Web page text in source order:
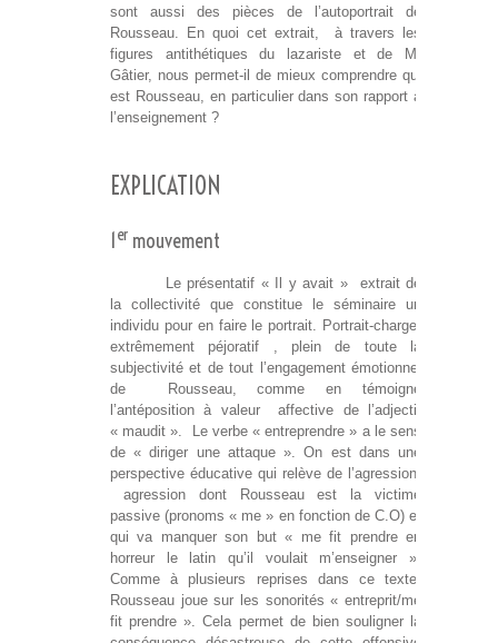
sont aussi des pièces de l’autoportrait de
Rousseau. En quoi cet extrait, à travers les
figures antithétiques du lazariste et de M.
Gâtier, nous permet-il de mieux comprendre qui
est Rousseau, en particulier dans son rapport à
l’enseignement ?
EXPLICATION
1 er mouvement
Le présentatif « Il y avait » extrait de
la collectivité que constitue le séminaire un
individu pour en faire le portrait. Portrait-charge,
extrêmement péjoratif , plein de toute la
subjectivité et de tout l’engagement émotionnel
de Rousseau, comme en témoigne
l’antéposition à valeur affective de l’adjectif
« maudit ». Le verbe « entreprendre » a le sens
de « diriger une attaque ». On est dans une
perspective éducative qui relève de l’agression,
agression dont Rousseau est la victime
passive (pronoms « me » en fonction de C.O) et
qui va manquer son but « me fit prendre en
horreur le latin qu’il voulait m’enseigner ».
Comme à plusieurs reprises dans ce texte,
Rousseau joue sur les sonorités « entreprit/me
fit prendre ». Cela permet de bien souligner la